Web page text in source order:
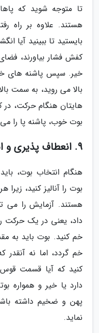
تا متوجه شوید که
هستند. علاوه بر راه
بایستید تا ببینید آیا
کفش فشار بیاورند،
خیر. سپس پاشنه های
بالا می روید، به سمت
هایتان هنگام حرکت،
بوت خوب، پاشنه پا را می
9. انعطاف پذیری و انتخاب بوت
هنگام انتخاب بوت،
بوت را آنالیز کنید،
هستند. آزمایش را می
داد، یعنی در یک حرکت
خم کنید. بوت باید به
خم گردد، اما نه آنقدر
کنید که آیا قسمت
دارد یا خیر و همواره
پهن و ضخیم داشته
نماید.